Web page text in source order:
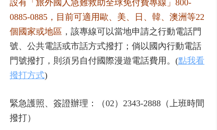
設有「旅外國人急難救助全球免付費專線」800-
0885-0885，目前可適用歐、美、日、韓、澳洲等22
個國家或地區 ，該專線可以當地申請之行動電話門
號、公共電話或市話方式撥打；倘以國內行動電話
門號撥打，則須另自付國際漫遊電話費用。 (點我看
撥打方式)
緊急護照、簽證辦理：（02）2343-2888（上班時間
撥打）